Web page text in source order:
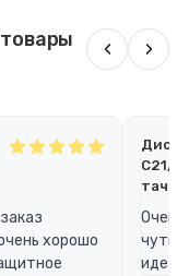
‹ ›
хорошо
C21/
Очень